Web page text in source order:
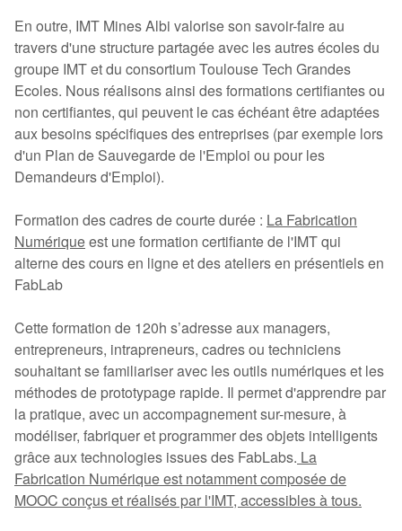
En outre, IMT Mines Albi valorise son savoir-faire au
travers d'une structure partagée avec les autres écoles du
groupe IMT et du consortium Toulouse Tech Grandes
Ecoles. Nous réalisons ainsi des formations certifiantes ou
non certifiantes, qui peuvent le cas échéant être adaptées
aux besoins spécifiques des entreprises (par exemple lors
d'un Plan de Sauvegarde de l'Emploi ou pour les
Demandeurs d'Emploi).
Formation des cadres de courte durée : La Fabrication
Numériqueest une formation certifiante de l'IMT qui
alterne des cours en ligne et des ateliers en présentiels en
FabLab
Cette formation de 120h s’adresse aux managers,
entrepreneurs, intrapreneurs, cadres ou techniciens
souhaitant se familiariser avec les outils numériques et les
méthodes de prototypage rapide. Il permet d'apprendre par
la pratique, avec un accompagnement sur-mesure, à
modéliser, fabriquer et programmer des objets intelligents
grâce aux technologies issues des FabLabs. La
Fabrication Numérique est notamment composée de
MOOC conçus et réalisés par l'IMT, accessibles à tous.